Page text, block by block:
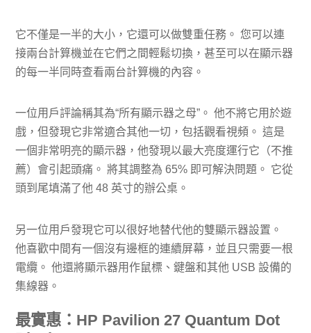
它不僅是一半的大小，它還可以做雙重任務。 您可以連
接兩台計算機並在它們之間輕鬆切換，甚至可以在顯示器
的每一半同時查看兩台計算機的內容。
一位用戶評論稱其為“所有顯示器之母”。 他不將它用於遊
戲，但發現它非常適合其他一切，包括觀看視頻。 這是
一個非常明亮的顯示器，他發現以最大亮度運行它（不推
薦）會引起頭痛。 將其調整為 65% 即可解決問題。 它從
頭到尾填滿了他 48 英寸的辦公桌。
另一位用戶發現它可以很好地替代他的雙顯示器設置。
他喜歡中間有一個沒有邊框的連續屏幕，並且只需要一根
電纜。 他還將顯示器用作鼠​​標、鍵盤和其他 USB 設備的
集線器。
最實惠：HP Pavilion 27 Quantum Dot